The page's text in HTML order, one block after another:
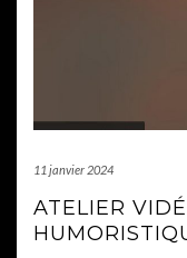
11 janvier 2024
ATELIER